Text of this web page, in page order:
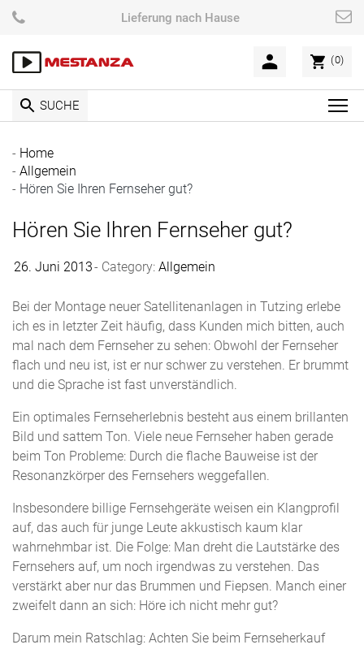
Skip
content
Lieferung nach Hause
(0)
SUCHE
C
w
t
h
e
v
i
i
n
Home
Allgemein
Hören Sie Ihren Fernseher gut?
Hören Sie Ihren Fernseher gut?
26. Juni 2013 Category: Allgemein
Bei der Montage neuer Satellitenanlagen in Tutzing erlebe
ich es in letzter Zeit häufig, dass Kunden mich bitten, auch
mal nach dem Fernseher zu sehen: Obwohl der Fernseher
flach und neu ist, ist er nur schwer zu verstehen. Er brummt
und die Sprache ist fast unverständlich.
Ein optimales Fernseherlebnis besteht aus einem brillanten
Bild und sattem Ton. Viele neue Fernseher haben gerade
beim Ton Probleme: Durch die flache Bauweise ist der
Resonanzkörper des Fernsehers weggefallen.
Insbesondere billige Fernsehgeräte weisen ein Klangprofil
auf, das auch für junge Leute akkustisch kaum klar
wahrnehmbar ist. Die Folge: Man dreht die Lautstärke des
Fernsehers auf, um noch irgendwas zu verstehen. Das
verstärkt aber nur das Brummen und Fiepsen. Manch einer
zweifelt dann an sich: Höre ich nicht mehr gut?
Darum mein Ratschlag: Achten Sie beim Fernseherkauf